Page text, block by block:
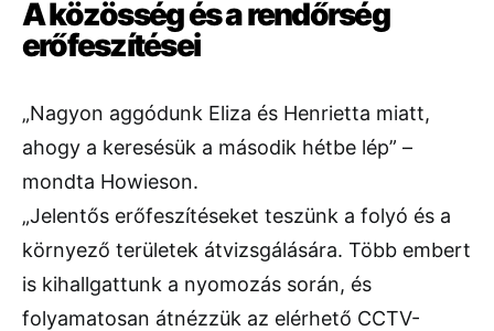
A közösség és a rendőrség
erőfeszítései
„Nagyon aggódunk Eliza és Henrietta miatt,
ahogy a keresésük a második hétbe lép” –
mondta Howieson.
„Jelentős erőfeszítéseket teszünk a folyó és a
környező területek átvizsgálására. Több embert
is kihallgattunk a nyomozás során, és
folyamatosan átnézzük az elérhető CCTV-